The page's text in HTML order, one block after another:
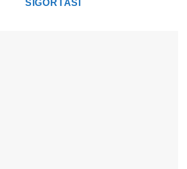
SIGORTASI